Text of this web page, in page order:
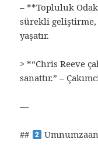
– **Topluluk
sürekli
yaşatır.
> *“Chris Reeve
sanattır.” –
—
##